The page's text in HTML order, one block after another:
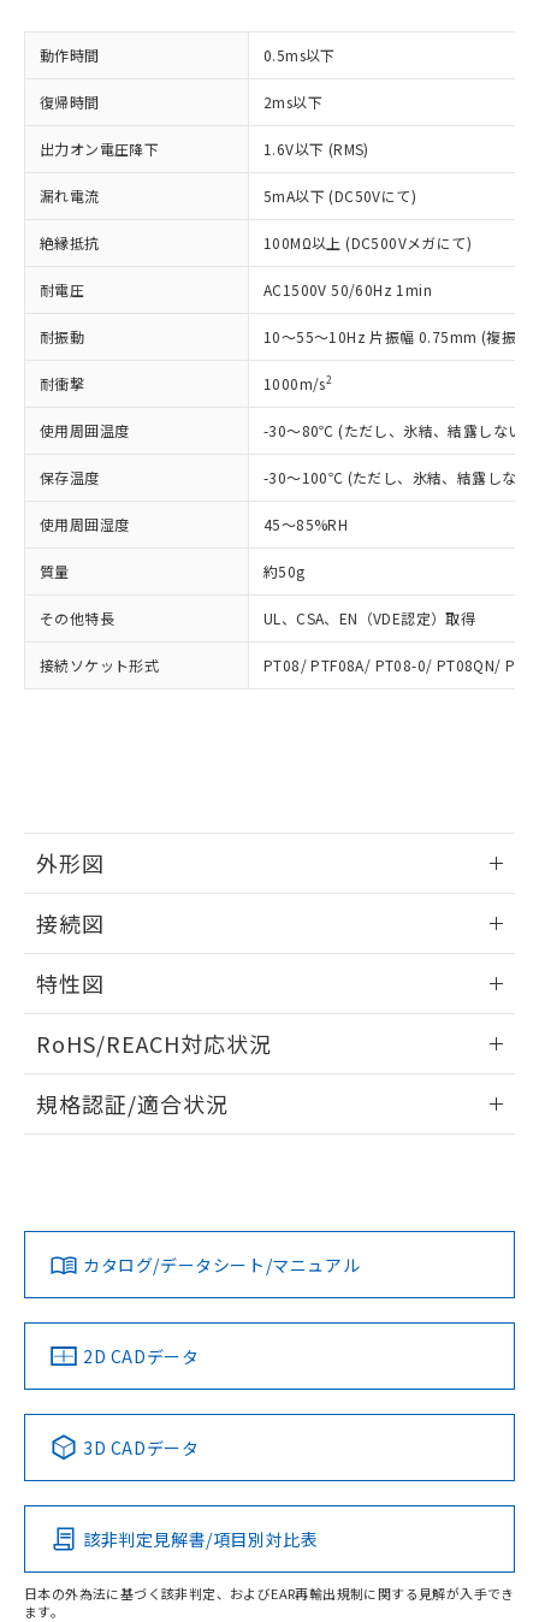
動作時間 0.5ms以下
復帰時間 2ms以下
出力オン電圧降下 1.6V以下 (RMS)
漏れ電流 5mA以下 (DC50Vにて)
絶縁抵抗 100MΩ以上 (DC500Vメガにて)
耐電圧 AC1500V 50/60Hz 1min
耐振動 10～55～10Hz 片振幅 0.75mm (複振幅
耐衝撃 1000m/s2
使用周囲温度 -30～80℃ (ただし、氷結、結露しない
保存温度 -30～100℃ (ただし、氷結、結露しない
使用周囲湿度 45～85%RH
質量 約50g
その他特長 UL、CSA、EN（VDE認定）取得
接続ソケット形式 PT08/ PTF08A/ PT08-0/ PT08QN/
外形図
接続図
端子配置/内部接続
特性図
負荷電流-周囲温度定格
サージオン電流耐量
RoHS/REACH対応状況
EU RoHS 注意事項・凡例
対応済み
中国 RoHS 注意事項・凡例
Pb Hg Cd Cr(VI)
O
規格認証/適合状況
LR型式承認
（イギリス
船舶規格）
DNV型式承認
（ノルウェー
BV型式承認
（フランス
KR型式
（韓国
No No No No
この製品の規格認証/適合状況ページへ
その他の認証はこちらのページからご検索ください
カタログ/データシート/マニュアル
2D CADデータ
3D CADデータ
該非判定見解書/項目別対比表
日本の外為法に基づく該非判定、およびEAR再輸出規制に関する見解が入手でき
ます。
以下の条件をお読みいただき、同意のうえ
ご利用ください。
本サービスは、当社制御機器事業取扱
商品の当社在庫状況および標準価格
(税抜)を提供させていただくもので
当社制御機器事業取扱商品の中には、
本サービスの対象外となる商品もある
ことをご了承ください。
在庫状況および標準価格照会結果は、
記載している更新日時点での社内デー
タに基づき作成されるものであり、閲
覧された時点での実際の在庫および標
準価格とは異なる場合があることをご
了承ください。
正式な納期状況および標準価格はお客
様のお取引先、またはお客様担当のオ
ムロン制御機器販売店・当社販売員に
ご相談ください。
オムロン制御機器販売店や当社販売拠
販売ネットワーク
在庫状況および標準価格結果を当社の
事前の承諾なく第三者に漏洩または開
示しないようお願いします。
マイパーツ機能（部品リスト作成サー
および当社の共同利用者が、当社の製
引・商談に必要な範囲で利用すること
指します。
定はありません。
調査・確認中：EU RoHS指令（10物質）の
商品です。
非該当品：ライセンス料など無形物で、有
害物質有無と関係のない商品です。
仕入先様の事情により、非含有部品として
いたものが、含有品と判明した場合などや
むを得ず変更することがあります。
*EU RoHS指令（10物質）：
鉛(Pb) 1000ppm以下、 水銀(Hg) 1000ppm以下、 カド
ミウム(Cd) 100ppm以下、
六価クロム(Cr(Ⅵ)) 1000ppm以下、ポリ臭化ビフェニル
類(PBB) 1000ppm以下、ポリ臭化ジフェニルエーテル類
(PBDE) 1000ppm以下、フタル酸ビス(2-エチルヘキシ
ル) (DEHP)(別名：DOP) 1000ppm以下、フタル酸ブチ
ルベンジル（BBP） 1000ppm以下、フタル酸ジブチル
(DIBP) 1000ppm以下
但し、RoHS指令で産業用監視および制御機器に対する
適用除外項目は除く。
フタル酸エステル類の４物質については閾値を超える意
図的な使用がないことを確認しています。
※2 対応予定月
部品在庫の切り替え状況などにより、予定
下記の非含有証明書をダウンロードするこ
とができます。
EU RoHS指令（10物質）の非含有証明書
51物質の非含有証明書（当社基準）
※本証明書は発行日時点で非含有を証明す
ものではありません。
また、RoHS指令のフタル酸エステル類４
物質の対応では、対応完了までの期間は出
荷製品に未対応品が混在することから備考
欄に対応日を記載しておりました。
す。
※1 中国RoHS○×表
「○」：最大均質材料含有率が中国RoHSの
基準値以下であることを示します。
「×」：最大均質材料含有率が中国RoHSの
基準値を超えていることを示します。
「－」：未確認です。当社販売部門へお問
*中国RoHS10物質の基準値 (GB/T26572)：
Pb(鉛) :1000ppm、 Hg(水銀) : 1000ppm、 Cd(カドミウ
Cr(Ⅵ)(六価クロム) : 1000ppm、 PBBs(ポリ臭化ビフェ
ニル類) : 1000ppm、 PBDEs(ポリ臭化ジフェニルエーテ
ル類) : 1000ppm、
DBP(フタル酸ジブチル) : 1000ppm、 DIBP(フタル酸ジ
イソブチル) : 1000ppm、 BBP(フタル酸ブチルベンジ
ル) : 1000ppm、
DEHP(フタル酸ビス(2-エチルヘキシル)) : 1000ppm
※2 環境保護使用期限
「ｅ」：有害物質（10物質）のすべてが基
準値以下であることを示します。
「10」：通常の使用状況下において有害物
当社は、これら貴社製品のうち、外国
為替および外国貿易法に定める商品
（以下｢規制貨物等」という）を輸出
または国外への提供する場合は、日本
国政府の輸出許可(または役務取引許
可)を取得するなどの必要な手続きを
当社は規制貨物を破棄する場合は、完
全に破砕するなど、違法に輸出されな
いよう必要な手段を講じます。
当社は貴社製品を、核兵器、ミサイ
ル、化学兵器、生物兵器またはその他
武器並びにこれらの製造装置等に一切
使用いたしません。
当社は、貴社製品を第三者に販売する
場合は、上記1、2および3の内容を当
該第三者に通知します。また当社は、
販売先および販売に係わる関係者が違
一定数以上の在庫あり
一定数には満たないが在庫あり
－
在庫なし(最新の在庫状況につ
いては、お客様のお取引先、ま
たはお客様担当のオムロン制御
機器販売店・当社販売員にご確
認ください)
空
受注生産機種、また在庫状況の